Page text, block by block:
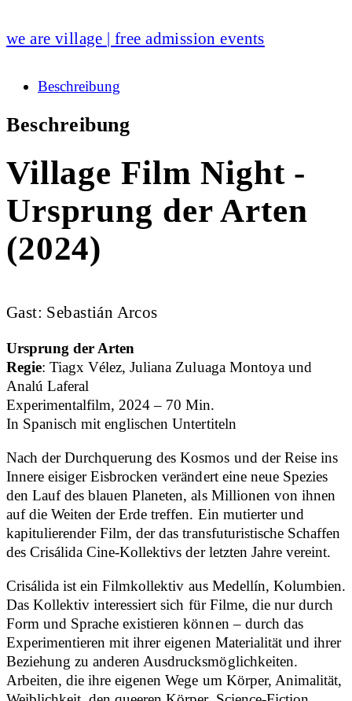
we are village | free admission events
Beschreibung
Beschreibung
Village Film Night -
Ursprung der Arten
(2024)
Gast: Sebastián Arcos
Ursprung der Arten
Regie: Tiagx Vélez, Juliana Zuluaga Montoya und
Analú Laferal
Experimentalfilm, 2024 – 70 Min.
In Spanisch mit englischen Untertiteln
Nach der Durchquerung des Kosmos und der Reise ins
Innere eisiger Eisbrocken verändert eine neue Spezies
den Lauf des blauen Planeten, als Millionen von ihnen
auf die Weiten der Erde treffen. Ein mutierter und
kapitulierender Film, der das transfuturistische Schaffen
des Crisálida Cine-Kollektivs der letzten Jahre vereint.
Crisálida ist ein Filmkollektiv aus Medellín, Kolumbien.
Das Kollektiv interessiert sich für Filme, die nur durch
Form und Sprache existieren können – durch das
Experimentieren mit ihrer eigenen Materialität und ihrer
Beziehung zu anderen Ausdrucksmöglichkeiten.
Arbeiten, die ihre eigenen Wege um Körper, Animalität,